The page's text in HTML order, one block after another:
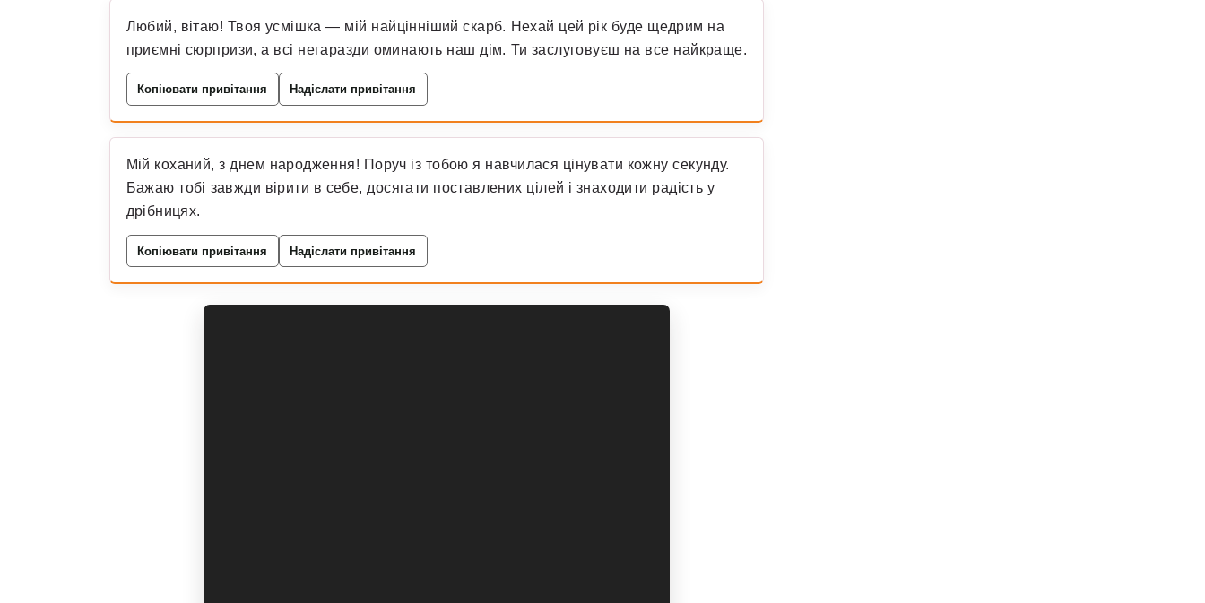
Любий, вітаю! Твоя усмішка — мій найцінніший скарб. Нехай цей рік буде щедрим на
приємні сюрпризи, а всі негаразди оминають наш дім. Ти заслуговуєш на все найкраще.
Копіювати привітання Надіслати привітання
Мій коханий, з днем народження! Поруч із тобою я навчилася цінувати кожну секунду.
Бажаю тобі завжди вірити в себе, досягати поставлених цілей і знаходити радість у
дрібницях.
Копіювати привітання Надіслати привітання